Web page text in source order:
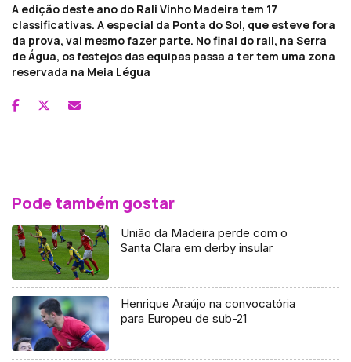
A edição deste ano do Rali Vinho Madeira tem 17
classificativas. A especial da Ponta do Sol, que esteve fora
da prova, vai mesmo fazer parte. No final do rali, na Serra
de Água, os festejos das equipas passa a ter tem uma zona
reservada na Meia Légua
Pode também gostar
União da Madeira perde com o
Santa Clara em derby insular
Henrique Araújo na convocatória
para Europeu de sub-21